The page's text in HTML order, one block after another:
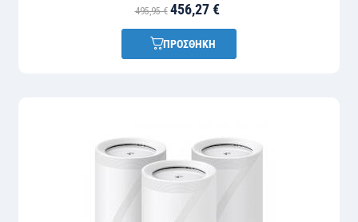
495,95 € 456,27 €
ΠΡΟΣΘΗΚΗ